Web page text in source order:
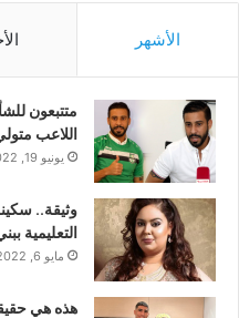
الأشهر
متتبعون
اللاعب
يونيو 19, 2022
وثيقة..
التعليمية
مايو 6, 2022
هذه هي